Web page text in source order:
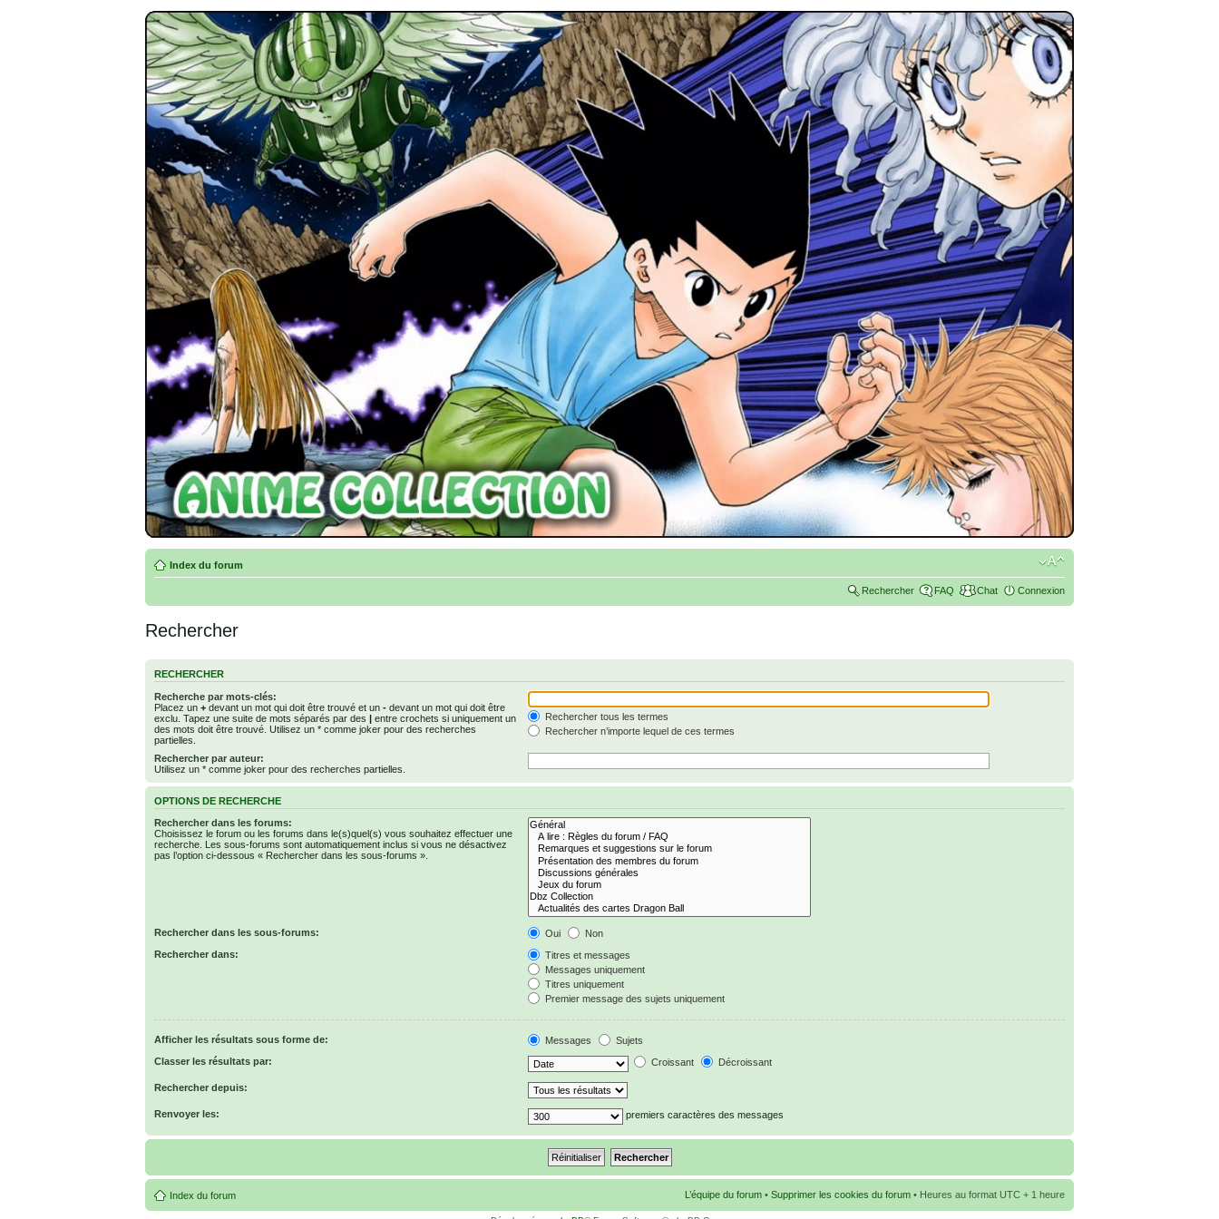
Index du forum
Rechercher FAQ Chat Connexion
Rechercher
RECHERCHER
Recherche par mots-clés:
Placez un + devant un mot qui doit être trouvé et un - devant un mot qui doit être
exclu. Tapez une suite de mots séparés par des | entre crochets si uniquement un
des mots doit être trouvé. Utilisez un * comme joker pour des recherches
partielles.
Rechercher tous les termes
Rechercher n’importe lequel de ces termes
Rechercher par auteur:
Utilisez un * comme joker pour des recherches partielles.
OPTIONS DE RECHERCHE
Rechercher dans les forums:
Choisissez le forum ou les forums dans le(s)quel(s) vous souhaitez effectuer une
recherche. Les sous-forums sont automatiquement inclus si vous ne désactivez
pas l’option ci-dessous « Rechercher dans les sous-forums ».
Rechercher dans les sous-forums: Oui
Non
Rechercher dans:
Titres et messages
Messages uniquement
Titres uniquement
Premier message des sujets uniquement
Afficher les résultats sous forme de: Messages
Sujets
Classer les résultats par:
Croissant Décroissant
Rechercher depuis:
Renvoyer les: premiers caractères des messages
Index du forum L’équipe du forum • Supprimer les cookies du forum • Heures au format UTC + 1 heure